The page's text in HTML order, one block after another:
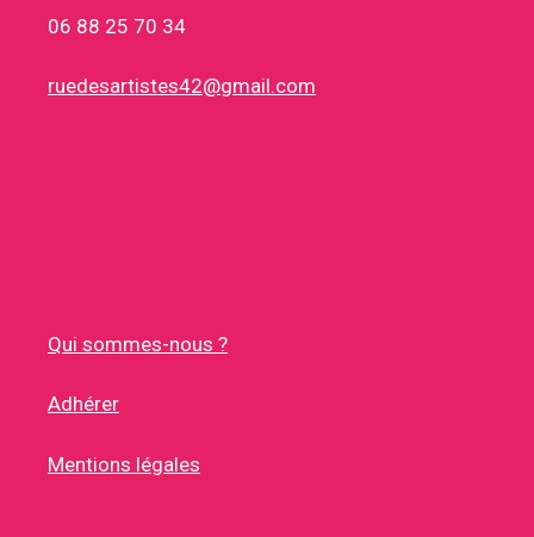
06 88 25 70 34
ruedesartistes42@gmail.com
Qui sommes-nous ?
Adhérer
Mentions légales